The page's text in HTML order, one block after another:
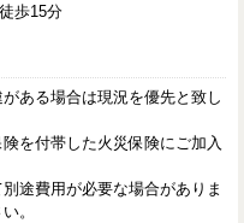
歩15分
ある場合は現況を優先と致し
を付帯した火災保険にご加入
途費用が必要な場合がありま
。